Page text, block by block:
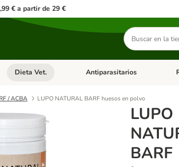
€ a partir de 29 €
Buscar
productos
abierto: Perros
Menú de categoria abierto: Gatos
Dieta Vet. Menú de categoria abierto: Dieta
Antiparasitarios
/ ACBA LUPO NATURAL BARF huesos en polvo
LUPO
BARF